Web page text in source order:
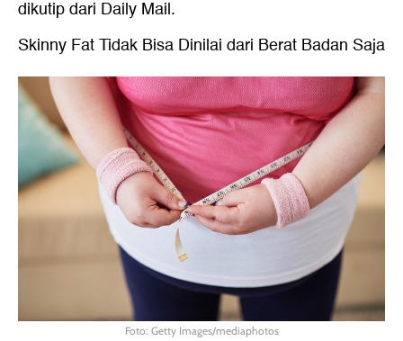
dikutip dari Daily Mail.
Skinny Fat Tidak Bisa Dinilai dari Berat Badan Saja
Foto: Getty Images/mediaphotos